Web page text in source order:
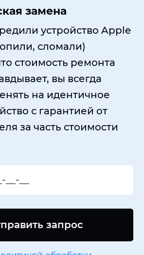
замена
устройство Apple
сломали)
стоимость ремонта
вы всегда
на идентичное
с гарантией от
за часть стоимости
запрос